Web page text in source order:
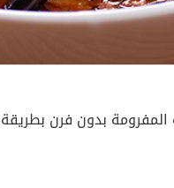
المفرومة بدون فرن